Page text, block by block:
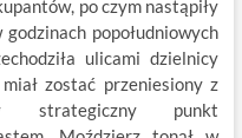
po czym nastąpiły
popołudniowych
ulicami dzielnicy
zostać przeniesiony z
strategiczny punkt